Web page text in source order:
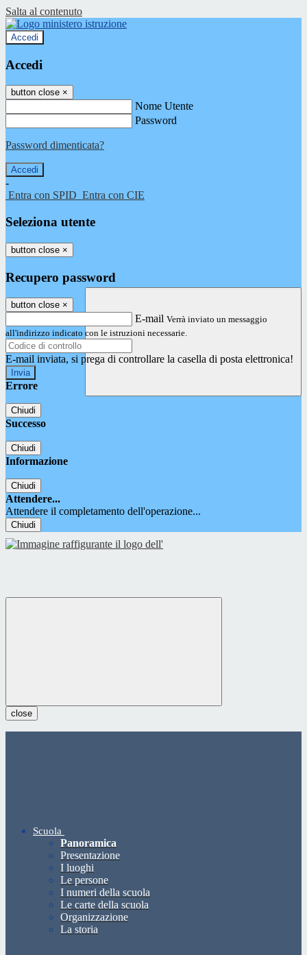
Salta al contenuto
Accedi
Accedi
button close ×
Nome Utente
Password
Password dimenticata?
-
Entra con SPID Entra con CIE
Seleziona utente
button close ×
Recupero password
button close ×
E-mail Verrà inviato un messaggio
all'indirizzo indicato con le istruzioni necessarie.
E-mail inviata, si prega di controllare la casella di posta elettronica!
Errore
Chiudi
Successo
Chiudi
Informazione
Chiudi
Attendere...
Attendere il completamento dell'operazione...
Chiudi
close
Scuola
Panoramica
Presentazione
I luoghi
Le persone
I numeri della scuola
Le carte della scuola
Organizzazione
La storia